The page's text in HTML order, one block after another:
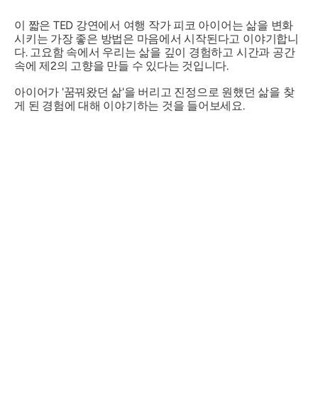
이 짧은 TED 강연에서 여행 작가 피코 아이어는 삶을 변화
시키는 가장 좋은 방법은 마음에서 시작된다고 이야기합니
다. 고요함 속에서 우리는 삶을 깊이 경험하고 시간과 공간
속에 제2의 고향을 만들 수 있다는 것입니다.
아이어가 '꿈꿔왔던 삶'을 버리고 진정으로 원했던 삶을 찾
게 된 경험에 대해 이야기하는 것을 들어보세요.